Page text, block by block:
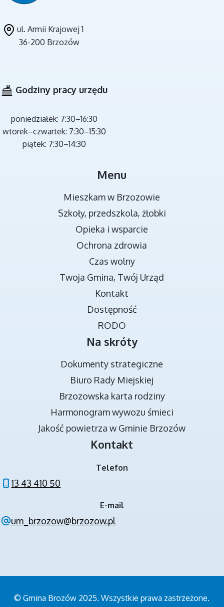
MIEJSCA REKREACJI
TRANSMISJA OBRAD RADY MIEJSKIEJ
DOKUMENTY STRATEGICZNE
BRZOZÓW - PROJEKT
ul. Armii Krajowej 1
36-200 Brzozów
Godziny pracy urzędu
poniedziałek: 7:30–16:30
wtorek–czwartek: 7:30–15:30
piątek: 7:30–14:30
Menu
Mieszkam w Brzozowie
Szkoły, przedszkola, żłobki
Opieka i wsparcie
Ochrona zdrowia
Czas wolny
Twoja Gmina, Twój Urząd
Kontakt
Dostępność
RODO
Na skróty
Dokumenty strategiczne
Biuro Rady Miejskiej
Brzozowska karta rodziny
Harmonogram wywozu śmieci
Jakość powietrza w Gminie Brzozów
Kontakt
Telefon
13 43 410 50
E-mail
um_brzozow@brzozow.pl
© Gmina Brozów 2025. Wszystkie prawa zastrzeżone.